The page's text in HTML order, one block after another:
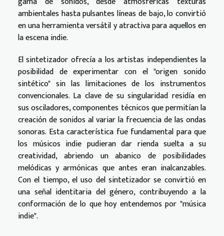
ambientales hasta pulsantes líneas de bajo, lo convirtió
en una herramienta versátil y atractiva para aquellos en
la escena indie.
El sintetizador ofrecía a los artistas independientes la
posibilidad de experimentar con el "origen sonido
sintético" sin las limitaciones de los instrumentos
convencionales. La clave de su singularidad residía en
sus osciladores, componentes técnicos que permitían la
creación de sonidos al variar la frecuencia de las ondas
sonoras. Esta característica fue fundamental para que
los músicos indie pudieran dar rienda suelta a su
creatividad, abriendo un abanico de posibilidades
melódicas y armónicas que antes eran inalcanzables.
Con el tiempo, el uso del sintetizador se convirtió en
una señal identitaria del género, contribuyendo a la
conformación de lo que hoy entendemos por "música
indie".